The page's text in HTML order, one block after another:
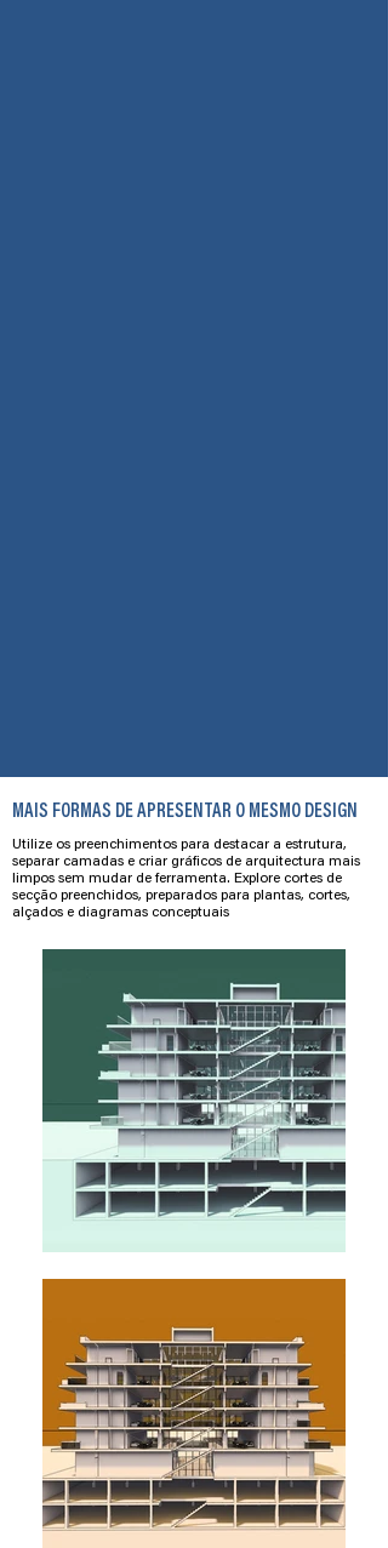
MAIS FORMAS DE APRESENTAR O MESMO DESIGN
Utilize os preenchimentos para destacar a estrutura,
separar camadas e criar gráficos de arquitectura mais
limpos sem mudar de ferramenta. Explore cortes de
secção preenchidos, preparados para plantas, cortes,
alçados e diagramas conceptuais